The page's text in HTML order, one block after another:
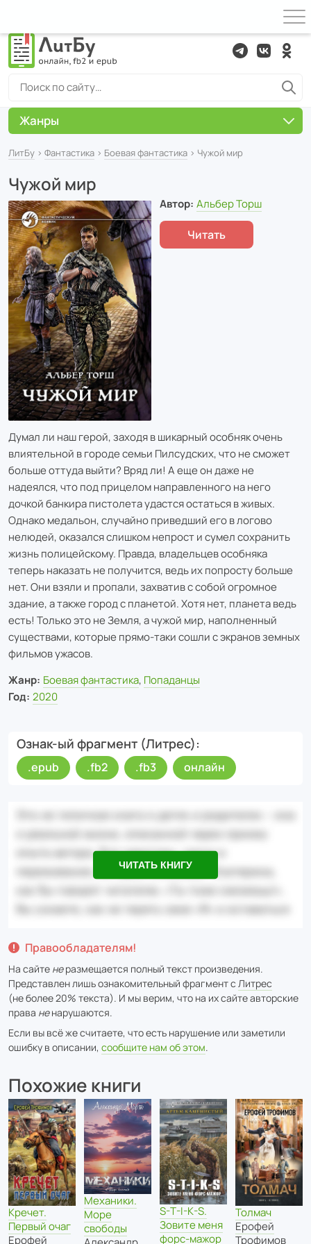
ЛитБу › Фантастика › Боевая фантастика › Чужой мир
Чужой мир
Автор: Альбер Торш
Читать
Думал ли наш герой, заходя в шикарный особняк очень
влиятельной в городе семьи Пилсудских, что не сможет
больше оттуда выйти? Вряд ли! А еще он даже не
надеялся, что под прицелом направленного на него
дочкой банкира пистолета удастся остаться в живых.
Однако медальон, случайно приведший его в логово
нелюдей, оказался слишком непрост и сумел сохранить
жизнь полицейскому. Правда, владельцев особняка
теперь наказать не получится, ведь их попросту больше
нет. Они взяли и пропали, захватив с собой огромное
здание, а также город с планетой. Хотя нет, планета ведь
есть! Только это не Земля, а чужой мир, наполненный
существами, которые прямо-таки сошли с экранов земных
фильмов ужасов.
Жанр: Боевая фантастика, Попаданцы
Год: 2020
Ознак-ый фрагмент (Литрес)
.epub .fb2 .fb3 онлайн
ЧИТАТЬ КНИГУ
Правообладателям!
На сайте неразмещается полный текст произведения.
Представлен лишь ознакомительный фрагмент с Литрес
(не более 20% текста). И мы верим, что на их сайте авторские
права ненарушаются.
Если вы всё же считаете, что есть нарушение или заметили
ошибку в описании, сообщите нам об этом.
Похожие книги
Кречет.
Первый очаг
Ерофей
Механики.
Море
свободы
S-T-I-K-S.
Зовите меня
форс-мажор
Толмач
Ерофей
Трофимов
Жанры